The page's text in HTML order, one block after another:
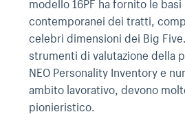
contemporanei dei tratti,
celebri dimensioni dei Big
strumenti di valutazione della
NEO Personality Inventory e
ambito lavorativo, devono
pionieristico.